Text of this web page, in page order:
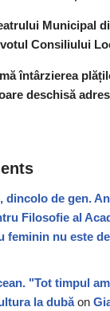
Municipal
Consiliului
întârzierea
deschisă
dincolo de gen.
Filosofie al
feminin nu este
"Tot timpul
la dubăon